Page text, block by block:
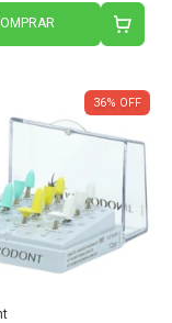
36% OFF